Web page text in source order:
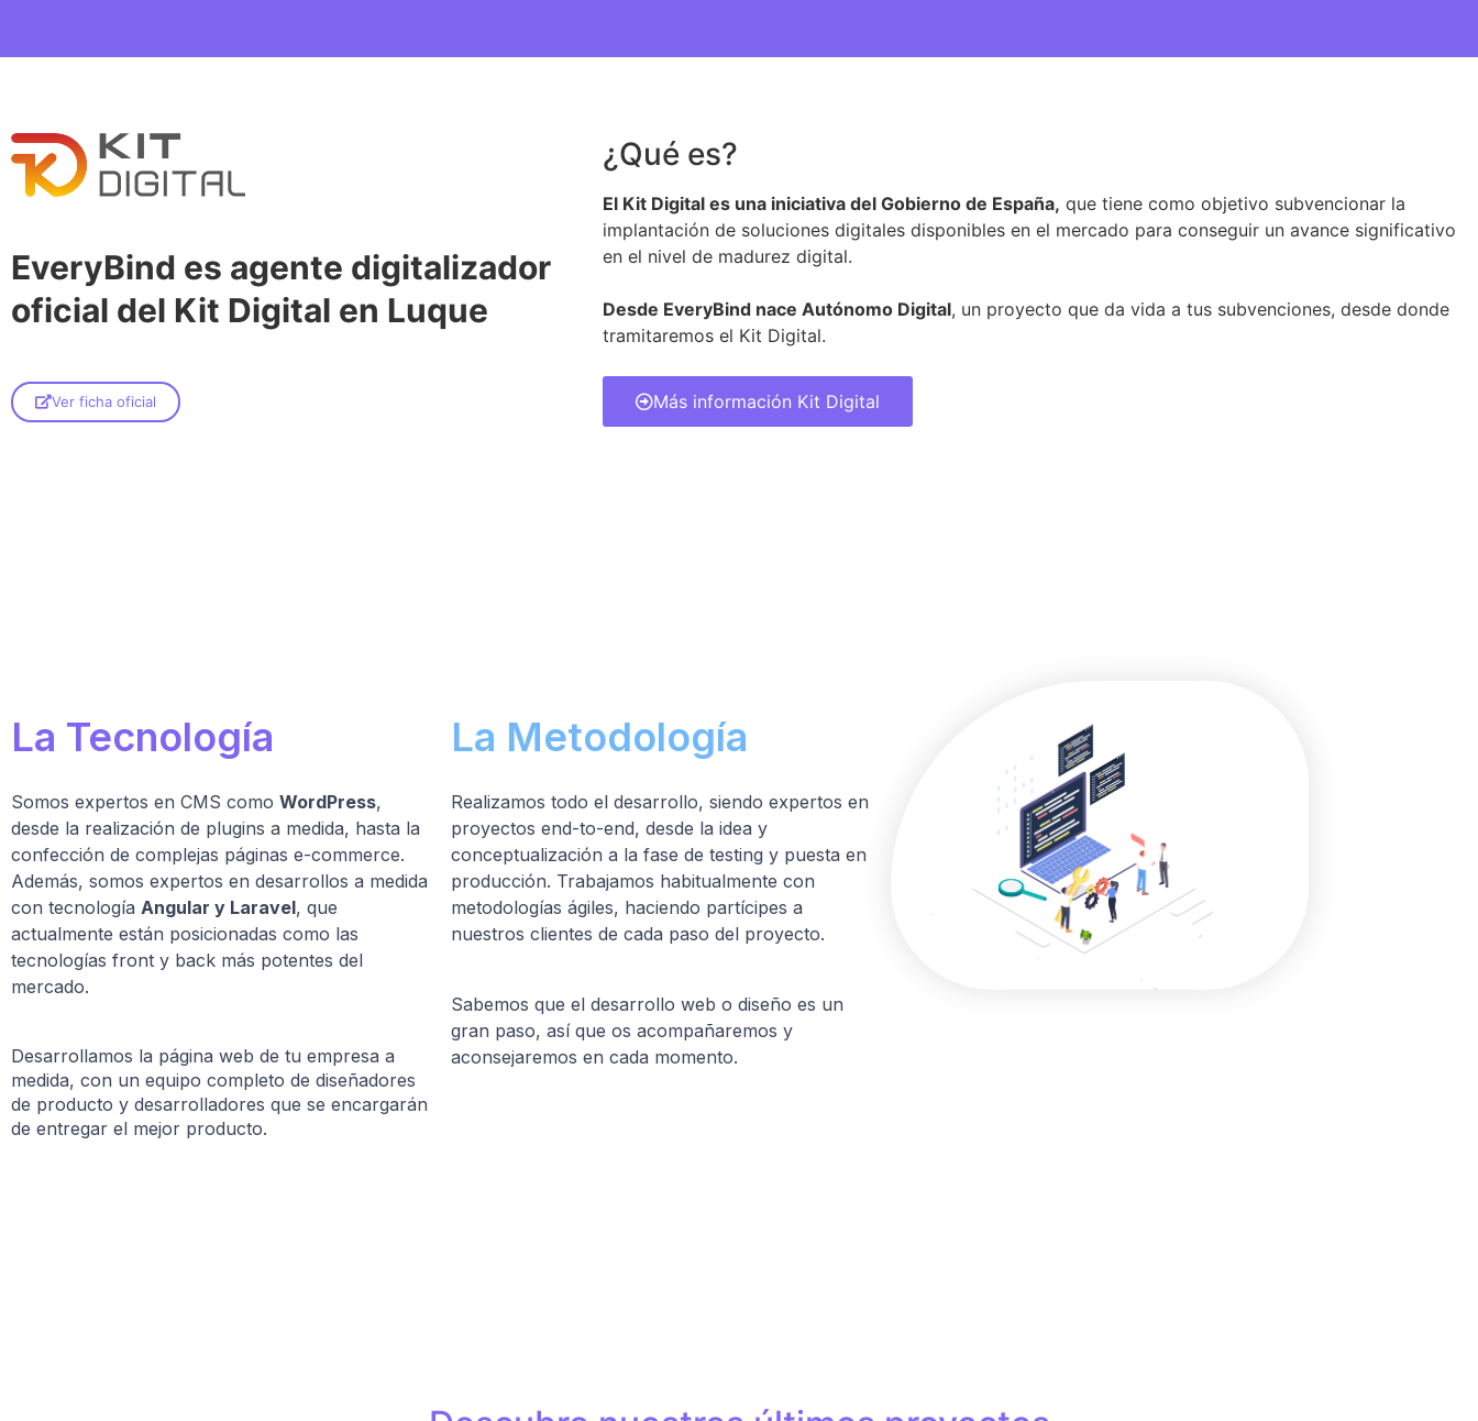
EveryBind es agente digitalizador
oficial del Kit Digital en Luque
Ver ficha oficial
¿Qué es?
El Kit Digital es una iniciativa del Gobierno de España, que tiene como objetivo subvencionar la
implantación de soluciones digitales disponibles en el mercado para conseguir un avance significativo
en el nivel de madurez digital.
Desde EveryBind nace Autónomo Digital, un proyecto que da vida a tus subvenciones, desde donde
tramitaremos el Kit Digital.
Más información Kit Digital
La Tecnología
Somos expertos en CMS como WordPress,
desde la realización de plugins a medida, hasta la
confección de complejas páginas e-commerce.
Además, somos expertos en desarrollos a medida
con tecnología Angular y Laravel, que
actualmente están posicionadas como las
tecnologías front y back más potentes del
mercado.
Desarrollamos la página web de tu empresa a
medida, con un equipo completo de diseñadores
de producto y desarrolladores que se encargarán
de entregar el mejor producto.
La Metodología
Realizamos todo el desarrollo, siendo expertos en
proyectos end-to-end, desde la idea y
conceptualización a la fase de testing y puesta en
producción. Trabajamos habitualmente con
metodologías ágiles, haciendo partícipes a
nuestros clientes de cada paso del proyecto.
Sabemos que el desarrollo web o diseño es un
gran paso, así que os acompañaremos y
aconsejaremos en cada momento.